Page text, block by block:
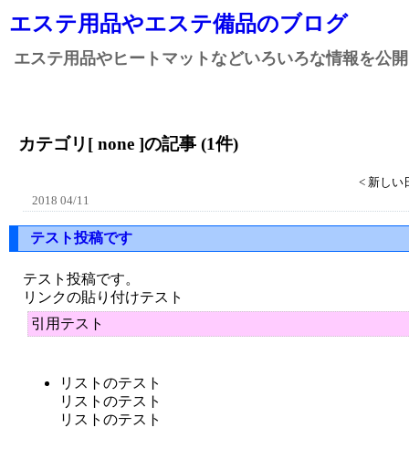
エステ用品やエステ備品のブログ
エステ用品やヒートマットなどいろいろな情報を公
カテゴリ[ none ]の記事 (1件)
< 新しい
2018 04/11
テスト投稿です
テスト投稿です。
リンクの貼り付けテスト
引用テスト
リストのテスト
リストのテスト
リストのテスト